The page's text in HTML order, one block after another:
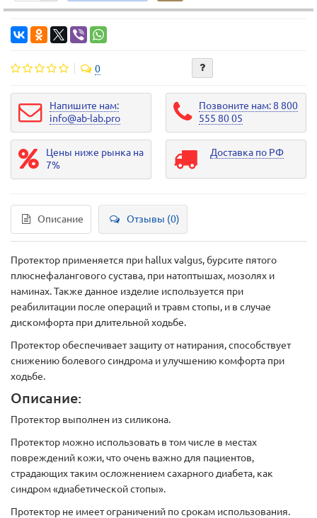
0
Напишите нам:
info@ab-lab.pro
Позвоните нам: 8 800
555 80 05
Цены ниже рынка на
7%
Доставка по РФ
Описание Отзывы (0)
Протектор применяется при hallux valgus, бурсите пятого
плюснефалангового сустава, при натоптышах, мозолях и
наминах. Также данное изделие используется при
реабилитации после операций и травм стопы, и в случае
дискомфорта при длительной ходьбе.
Протектор обеспечивает защиту от натирания, способствует
снижению болевого синдрома и улучшению комфорта при
ходьбе.
Описание:
Протектор выполнен из силикона.
Протектор можно использовать в том числе в местах
повреждений кожи, что очень важно для пациентов,
страдающих таким осложнением сахарного диабета, как
синдром «диабетической стопы».
Протектор не имеет ограничений по срокам использования.